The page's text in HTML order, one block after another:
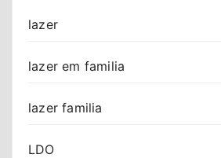
lazer
lazer em familia
lazer familia
LDO